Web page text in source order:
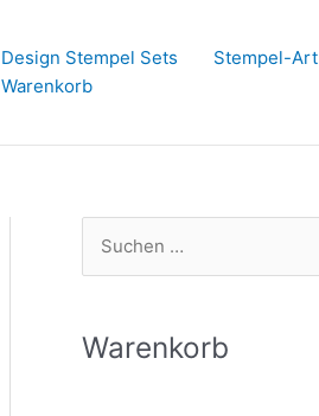
Design Stempel Sets Stempel-Art
Warenkorb
h
Warenkorb